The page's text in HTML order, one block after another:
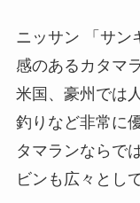
ニッサン 「サン
感のあるカタマ
米国、豪州では
釣りなど非常に
タマランならで
ビンも広々とし